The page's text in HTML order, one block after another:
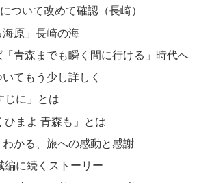
ついて改めて確認（長崎）
海原」長崎の海
青森までも瞬く間に行ける」時代へ
てもう少し詳しく
じに」とは
ひまよ 青森も」とは
かる、旅への感動と感謝
編に続くストーリー